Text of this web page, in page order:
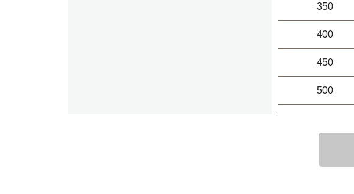
350
400
450
500